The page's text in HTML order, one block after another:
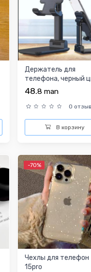
Держатель для
телефона, черный
48.8 man
0
В корзину
-70%
Чехлы для телефон
15pro